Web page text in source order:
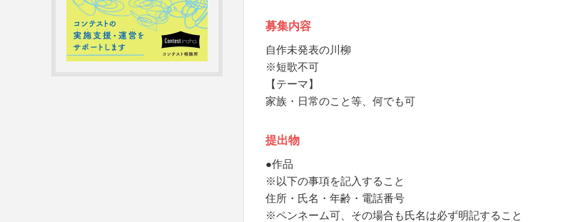
募集内容
自作未発表の川柳
※短歌不可
【テーマ】
家族・日常のこと等、何でも可
提出物
●作品
※以下の事項を記入すること
住所・氏名・年齢・電話番号
※ペンネーム可、その場合も氏名は必ず明記すること